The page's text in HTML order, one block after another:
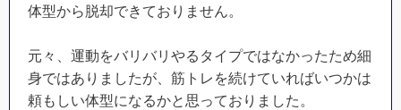
体型から脱却できておりません。
元々、運動をバリバリやるタイプではなかったため細
身ではありましたが、筋トレを続けていればいつかは
頼もしい体型になるかと思っておりました。